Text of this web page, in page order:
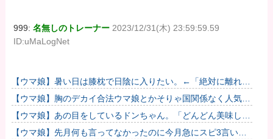
999:名無しのトレーナー 2023/12/31(木) 23:59:59.59
ID:uMaLogNet
【ウマ娘】暑い日は膝枕で日陰に入りたい。←「絶対に離れた
くない場所だな」
【ウマ娘】胸のデカイ合法ウマ娘とかそりゃ国関係なく人気出
るわな
【ウマ娘】あの目をしているドンちゃん。「どんどん美味しく
実る…♡」
【ウマ娘】先月何も言ってなかったのに今月急にスピ3言い出